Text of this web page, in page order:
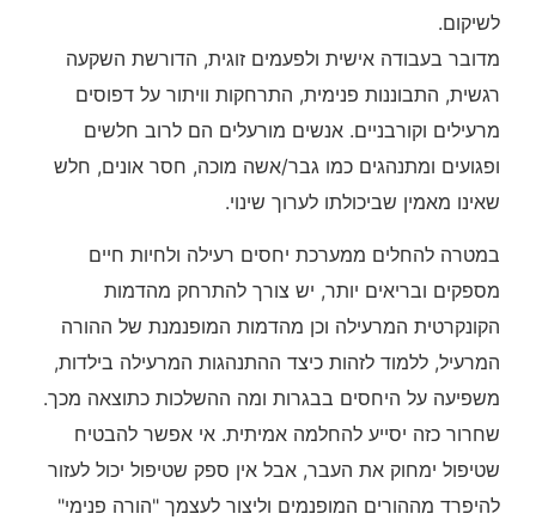
לשיקום.
מדובר בעבודה אישית ולפעמים זוגית, הדורשת השקעה
רגשית, התבוננות פנימית, התרחקות וויתור על דפוסים
מרעילים וקורבניים. אנשים מורעלים הם לרוב חלשים
ופגועים ומתנהגים כמו גבר/אשה מוכה, חסר אונים, חלש
שאינו מאמין שביכולתו לערוך שינוי.
במטרה להחלים ממערכת יחסים רעילה ולחיות חיים
מספקים ובריאים יותר, יש צורך להתרחק מהדמות
הקונקרטית המרעילה וכן מהדמות המופנמנת של ההורה
המרעיל, ללמוד לזהות כיצד ההתנהגות המרעילה בילדות,
משפיעה על היחסים בבגרות ומה ההשלכות כתוצאה מכך.
שחרור כזה יסייע להחלמה אמיתית. אי אפשר להבטיח
שטיפול ימחוק את העבר, אבל אין ספק שטיפול יכול לעזור
להיפרד מההורים המופנמים וליצור לעצמך "הורה פנימי"